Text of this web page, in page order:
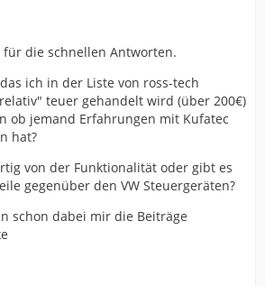
die schnellen Antworten.
ich in der Liste von ross-tech
teuer gehandelt wird (über 200€)
ob jemand Erfahrungen mit Kufatec
hat?
von der Funktionalität oder gibt es
gegenüber den VW Steuergeräten?
schon dabei mir die Beiträge